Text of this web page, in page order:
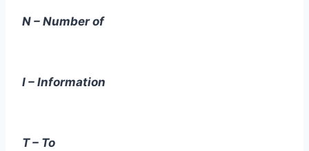
N – Number of
I – Information
T – To